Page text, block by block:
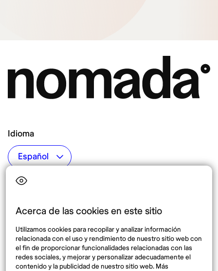
Acerca de las cookies en este sitio
Utilizamos cookies para recopilar y analizar información
relacionada con el uso y rendimiento de nuestro sitio web con
el fin de proporcionar funcionalidades relacionadas con las
redes sociales, y mejorar y personalizar adecuadamente el
contenido y la publicidad de nuestro sitio web. Más
Idioma
Top destinos
México
España
Destinos
Síguenos